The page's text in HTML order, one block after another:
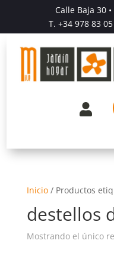
Calle Baja 30
T. +34 978 83

Inicio/ Productos
destellos
Mostrando el único